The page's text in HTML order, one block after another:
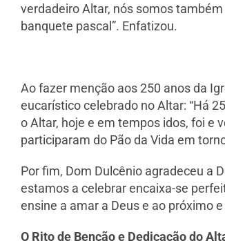
verdadeiro Altar, nós somos
banquete pascal”. Enfatizou.
Ao fazer menção aos 250 anos da
eucarístico celebrado no Altar: “Há
o Altar, hoje e em tempos idos, foi e
participaram do Pão da Vida em
Por fim, Dom Dulcênio agradeceu a
estamos a celebrar encaixa-se
ensine a amar a Deus e ao próximo
O Rito de Benção e Dedicação do